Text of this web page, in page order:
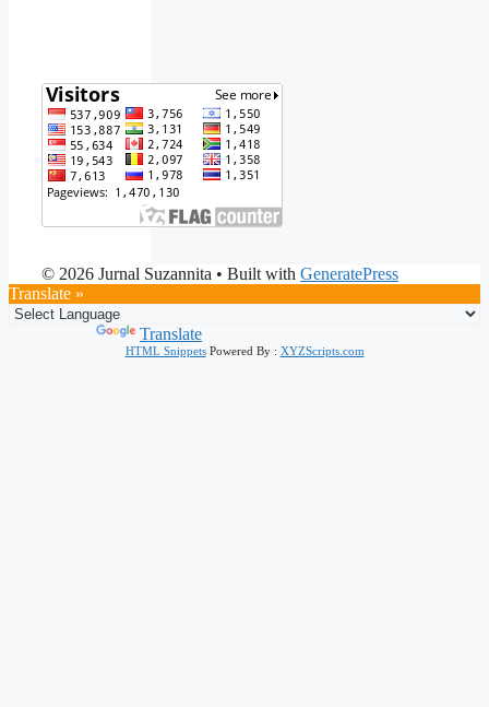
© 2026 Jurnal Suzannita • Built with GeneratePress
Translate »
Translate
HTML SnippetsPowered By : XYZScripts.com